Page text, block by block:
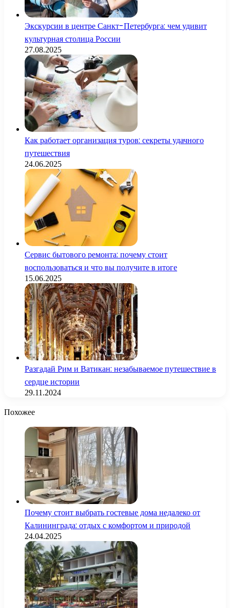
Экскурсии в центре Санкт-Петербурга: чем удивит
культурная столица России
27.08.2025
Как работает организация туров: секреты удачного
путешествия
24.06.2025
Сервис бытового ремонта: почему стоит
воспользоваться и что вы получите в итоге
15.06.2025
Разгадай Рим и Ватикан: незабываемое путешествие в
сердце истории
29.11.2024
Похожее
Почему стоит выбрать гостевые дома недалеко от
Калининграда: отдых с комфортом и природой
24.04.2025